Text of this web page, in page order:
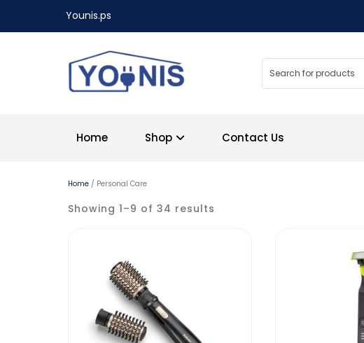
Younis.ps
Home Shop Contact Us
Home / Personal Care
Showing 1–9 of 34 results